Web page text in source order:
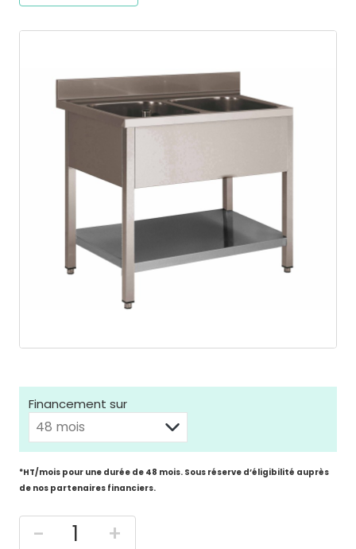
Financement sur
*HT/mois pour une durée de 48 mois. Sous réserve d’éligibilité auprès
de nos partenaires financiers.
- +